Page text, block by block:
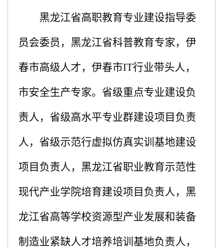
黑龙江省高职教育专业建设指导委
员会委员，黑龙江省科普教育专家，伊
春市高级人才，伊春市IT行业带头人，
市安全生产专家。省级重点专业建设负
责人，省级高水平专业群建设项目负责
人，省级示范行虚拟仿真实训基地建设
项目负责人，黑龙江省职业教育示范性
现代产业学院培育建设项目负责人，黑
龙江省高等学校资源型产业发展和装备
制造业紧缺人才培养培训基地负责人，